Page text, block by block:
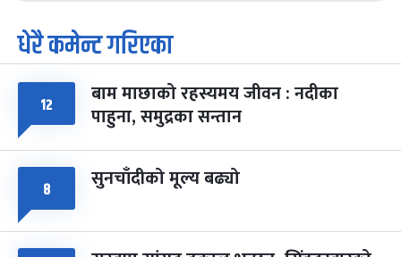
७
आइत
पूर्णिमा व्रत
चैत्र ७, २०८३-Mar 21, 2027
८ फागुपूर्णिमा
चैत्र ८, २०८३-Mar 22, 2027
७ महिना बाँकी
धेरै कमेन्ट गरिएका
१२ बाम माछाको रहस्यमय जीवन : नदीका
पाहुना, समुद्रका सन्तान
८ सुनचाँदीको मूल्य बढ्यो